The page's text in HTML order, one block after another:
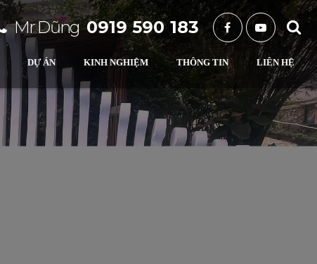
Mr Dũng 0919 590 183
DỰ ÁN KINH NGHIỆM THÔNG TIN LIÊN HỆ